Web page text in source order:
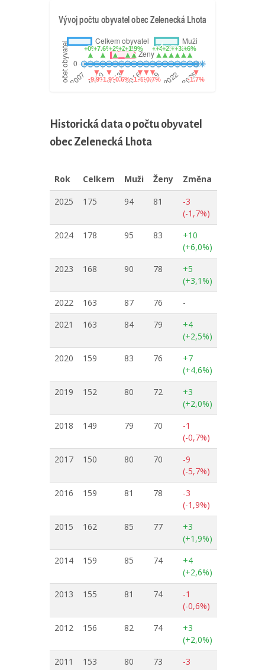
Historická data o počtu obyvatel
obec Zelenecká Lhota
Rok Celkem Muži Ženy
Změna
2025
175 94 81
-3
(-1,7%)
2024
178 95 83
+10
(+6,0%)
2023
168 90 78
+5
(+3,1%)
2022
163 87 76
-
2021
163 84 79
+4
(+2,5%)
2020
159 83 76
+7
(+4,6%)
2019
152 80 72
+3
(+2,0%)
2018
149 79 70
-1
(-0,7%)
2017
150 80 70
-9
(-5,7%)
2016
159 81 78
-3
(-1,9%)
2015
162 85 77
+3
(+1,9%)
2014
159 85 74
+4
(+2,6%)
2013
155 81 74
-1
(-0,6%)
2012
156 82 74
+3
(+2,0%)
2011
153 80 73
-3